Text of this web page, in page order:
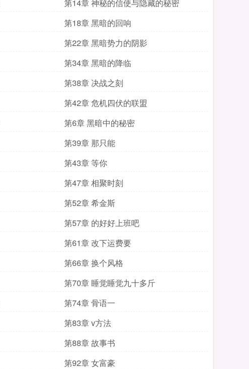
第14章 神秘的信使与隐藏的秘密
第18章 黑暗的回响
第22章 黑暗势力的阴影
第34章 黑暗的降临
第38章 决战之刻
第42章 危机四伏的联盟
第6章 黑暗中的秘密
第39章 那只能
第43章 等你
第47章 相聚时刻
第52章 希金斯
第57章 的好好上班吧
第61章 改下运费要
第66章 换个风格
第70章 睡觉睡觉九十多斤
第74章 骨语一
第83章 v方法
第88章 故事书
第92章 女富豪